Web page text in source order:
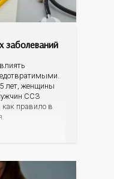
заболеваний
лет, женщины
ССЗ
правило в